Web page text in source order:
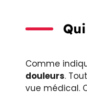
Comme
douleurs.
vue médical.